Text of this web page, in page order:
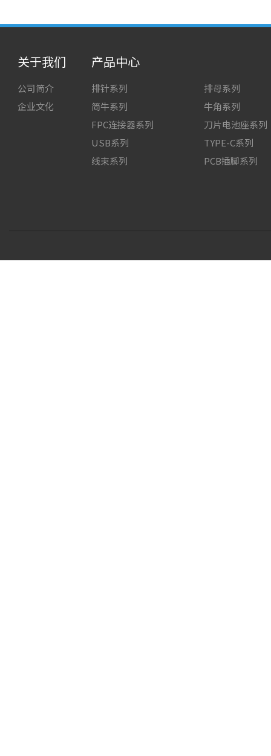
关于我们
公司简介
企业文化
产品中心
排针系列
排母系列
简牛系列
牛角系列
FPC连接器系列
刀片电池座系列
USB系列
TYPE-C系列
线束系列
PCB插脚系列